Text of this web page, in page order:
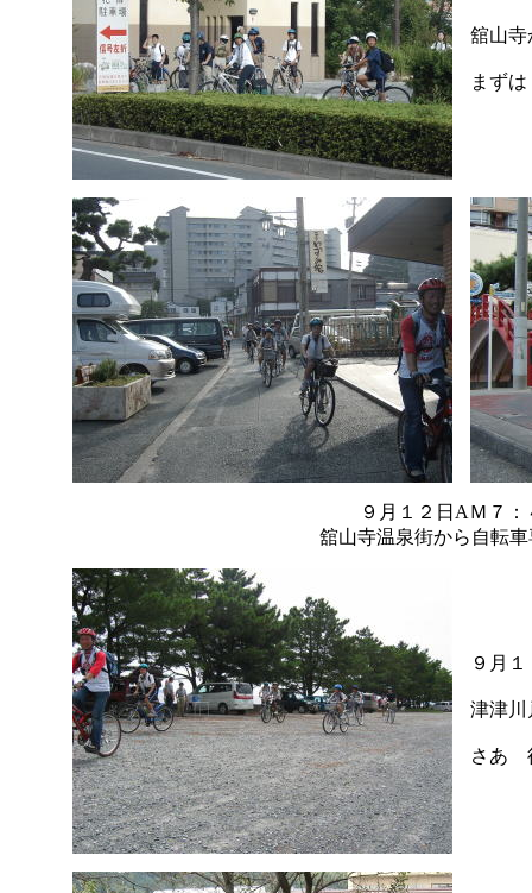
舘山寺
まず
９月１２日AＭ７：
舘山寺温泉街から自転
９月
津津川
さあ